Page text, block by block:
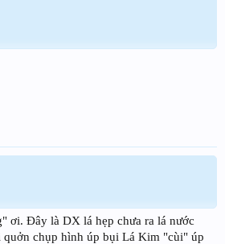
ơi. Đây là DX lá hẹp chưa ra lá nước
chụp hình úp bụi Lá Kim "cùi" úp